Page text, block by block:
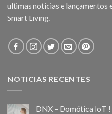
ultimas noticias e lançamentos
Smart Living.
NOTICIAS RECENTES
DNX – Domótica IoT !